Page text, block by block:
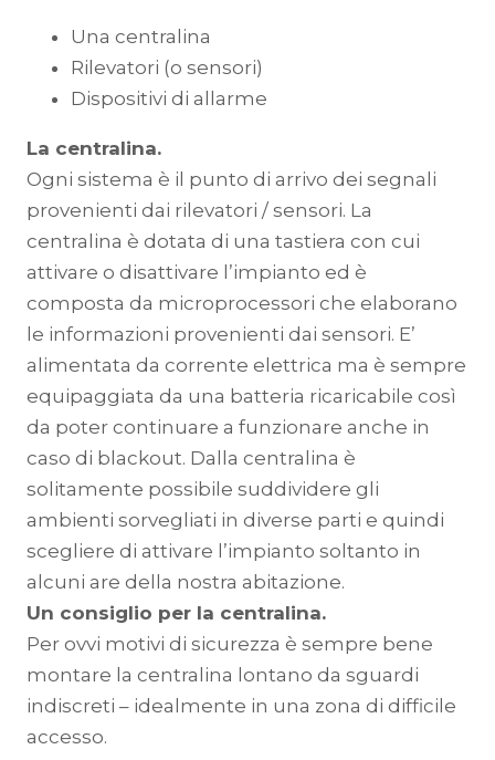
Una centralina
Rilevatori (o sensori)
Dispositivi di allarme
La centralina.
Ogni sistema è il punto di arrivo dei segnali
provenienti dai rilevatori / sensori. La
centralina è dotata di una tastiera con cui
attivare o disattivare l’impianto ed è
composta da microprocessori che elaborano
le informazioni provenienti dai sensori. E’
alimentata da corrente elettrica ma è sempre
equipaggiata da una batteria ricaricabile così
da poter continuare a funzionare anche in
caso di blackout. Dalla centralina è
solitamente possibile suddividere gli
ambienti sorvegliati in diverse parti e quindi
scegliere di attivare l’impianto soltanto in
alcuni are della nostra abitazione.
Un consiglio per la centralina.
Per ovvi motivi di sicurezza è sempre bene
montare la centralina lontano da sguardi
indiscreti – idealmente in una zona di difficile
accesso.